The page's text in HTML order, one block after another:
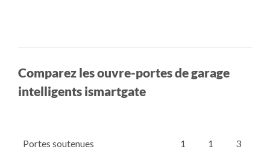
Comparez les ouvre-portes de garage
intelligents ismartgate
Portes soutenues 1 1 3